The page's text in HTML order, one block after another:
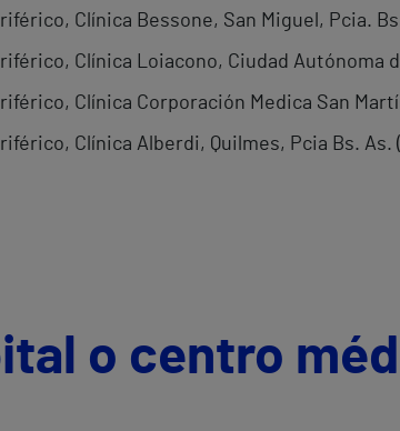
Clínica Bessone, San Miguel, Pcia.
Clínica Loiacono, Ciudad Autónoma
Clínica Corporación Medica San
Clínica Alberdi, Quilmes, Pcia Bs. As.
o centro